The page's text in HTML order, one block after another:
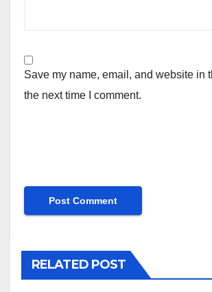
Save my name, email, and website in
the next time I comment.
RELATED POST